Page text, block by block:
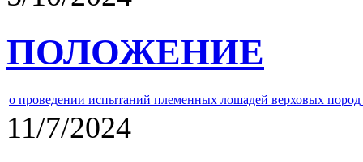
ПОЛОЖЕНИЕ
о проведении испытаний племенных лошадей верховых
11/7/2024